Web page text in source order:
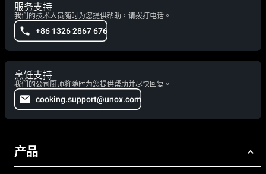
服务支持
我们的技术人员随时为您提供帮助，请拨打电话。
+86 1326 2867 676
烹饪支持
我们的公司厨师将随时为您提供帮助并尽快回复。
cooking.support@unox.com
产品